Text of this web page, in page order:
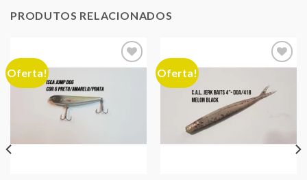
PRODUTOS RELACIONADOS
Oferta! Oferta!
desejos